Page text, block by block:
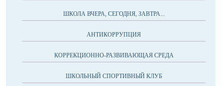
ШКОЛА ВЧЕРА, СЕГОДНЯ, ЗАВТРА...
АНТИКОРРУПЦИЯ
КОРРЕКЦИОННО-РАЗВИВАЮЩАЯ СРЕДА
ШКОЛЬНЫЙ СПОРТИВНЫЙ КЛУБ